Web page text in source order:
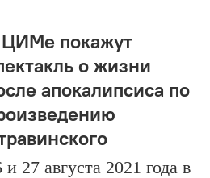
покажут
о жизни
апокалипсиса по
и 27 августа 2021 года в